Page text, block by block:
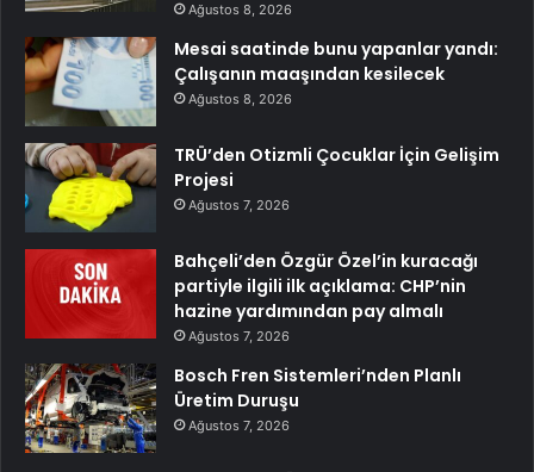
Ağustos 8, 2026
Mesai saatinde bunu yapanlar yandı:
Çalışanın maaşından kesilecek
Ağustos 8, 2026
TRÜ’den Otizmli Çocuklar İçin Gelişim
Projesi
Ağustos 7, 2026
Bahçeli’den Özgür Özel’in kuracağı
partiyle ilgili ilk açıklama: CHP’nin
hazine yardımından pay almalı
Ağustos 7, 2026
Bosch Fren Sistemleri’nden Planlı
Üretim Duruşu
Ağustos 7, 2026